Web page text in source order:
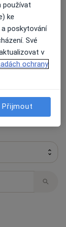
za
pacienta.
o názorech
používat
ke
poskytování
Své
v
ochrany
Přijmout